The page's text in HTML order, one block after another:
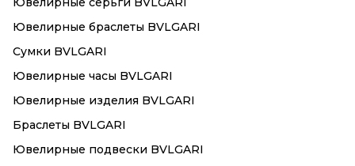
Ювелирные браслеты BVLGARI
Сумки BVLGARI
Ювелирные часы BVLGARI
Ювелирные изделия BVLGARI
Браслеты BVLGARI
Ювелирные подвески BVLGARI